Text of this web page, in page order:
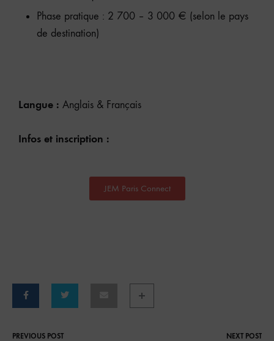
Phase pratique : 2 700 – 3 000 € (selon le pays
de destination)
Langue : Anglais & Français
Infos et inscription :
JEM Paris Connect
PREVIOUS POST NEXT POST